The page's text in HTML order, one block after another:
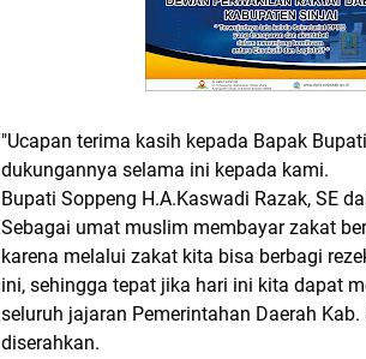
"Ucapan terima kasih kepada Bapak
dukungannya selama ini kepada kami.
Bupati Soppeng H.A.Kaswadi Razak, SE
Sebagai umat muslim membayar zakat
karena melalui zakat kita bisa berbagi
ini, sehingga tepat jika hari ini kita dapat
seluruh jajaran Pemerintahan Daerah
diserahkan.